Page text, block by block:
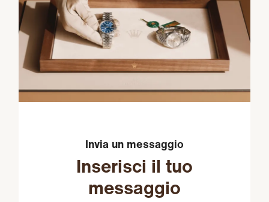
Invia un messaggio
Inserisci il tuo
messaggio